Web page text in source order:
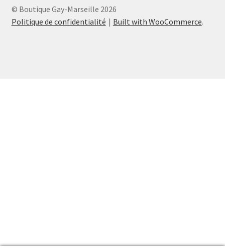
© Boutique Gay-Marseille 2026
Politique de confidentialité
Built with WooCommerce.